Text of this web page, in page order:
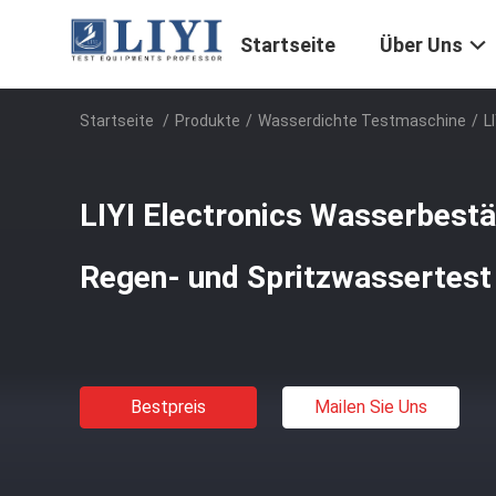
Startseite Über Uns
Startseite / Produkte / Wasserdichte Testmaschine /
LIYI Electronics
Regen- und
Bestpreis Mailen Sie Uns